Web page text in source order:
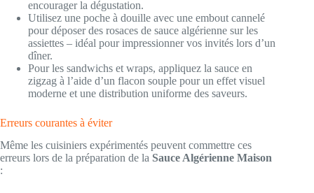
encourager la dégustation.
Utilisez une poche à douille avec une embout cannelé
pour déposer des rosaces de sauce algérienne sur les
assiettes – idéal pour impressionner vos invités lors d’un
dîner.
Pour les sandwichs et wraps, appliquez la sauce en
zigzag à l’aide d’un flacon souple pour un effet visuel
moderne et une distribution uniforme des saveurs.
Erreurs courantes à éviter
Même les cuisiniers expérimentés peuvent commettre ces
erreurs lors de la préparation de la Sauce Algérienne Maison
: